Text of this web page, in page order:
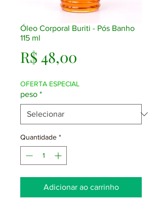
Óleo Corporal Buriti - Pós Banho
115 ml
R$ 48,00
OFERTA ESPECIAL
peso *
Quantidade *
Adicionar ao carrinho